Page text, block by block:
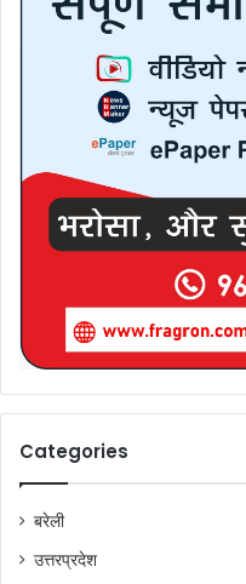
Categories
बरेली
उत्तरप्रदेश